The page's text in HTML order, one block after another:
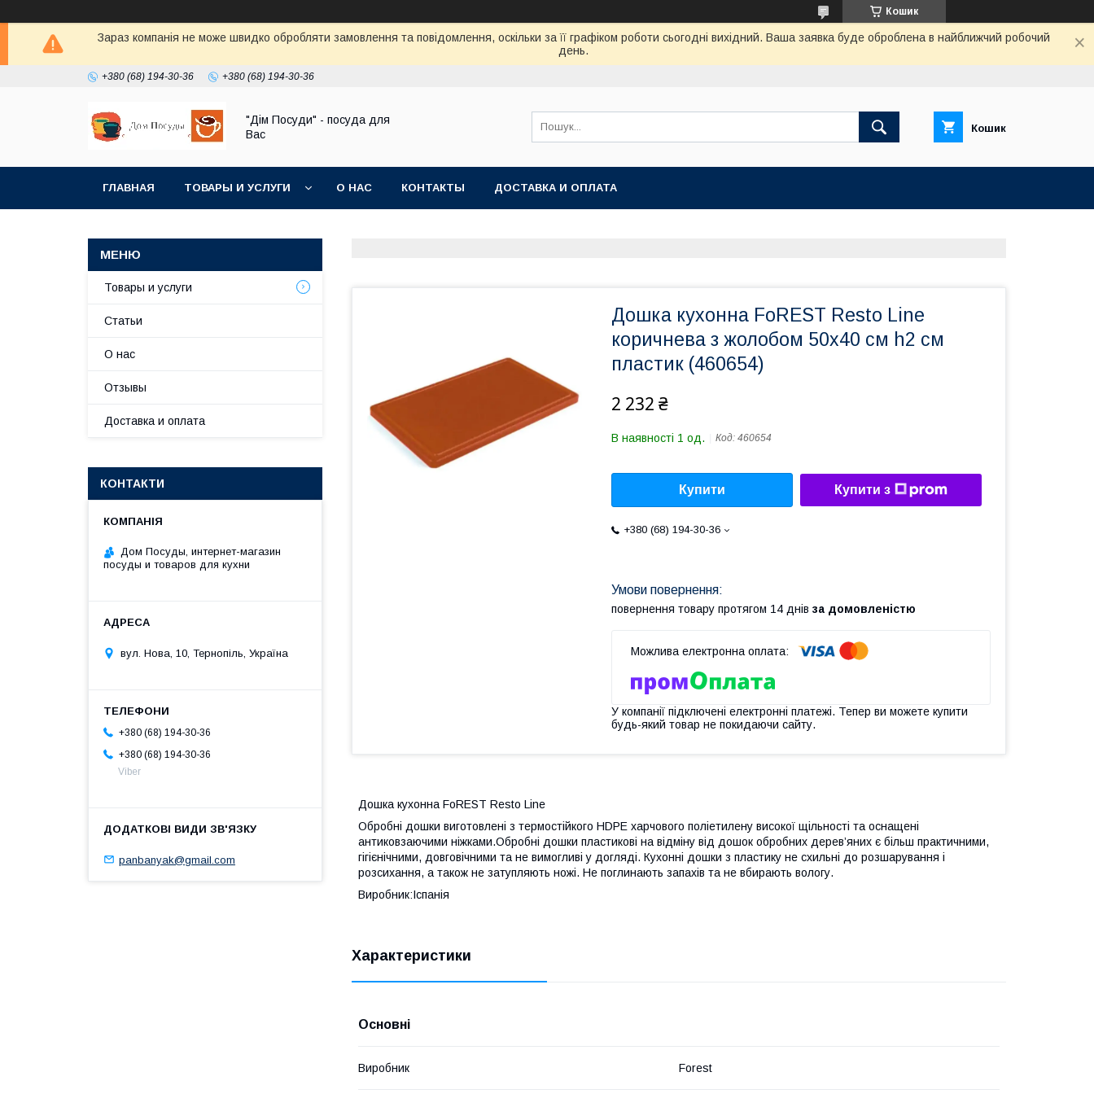
Кошик
Зараз компанія не може швидко обробляти замовлення та повідомлення, оскільки за її графіком роботи сьогодні вихідний. Ваша заявка буде оброблена в найближчий робочий
день.
+380 (68) 194-30-36 +380 (68) 194-30-36
"Дім Посуди" - посуда для
Вас
Кошик
ГЛАВНАЯ ТОВАРЫ И УСЛУГИ О НАС КОНТАКТЫ ДОСТАВКА И ОПЛАТА
Дошка кухонна FoREST Resto Line
коричнева з жолобом 50х40 см h2 см
пластик (460654)
2 232 ₴
В наявності 1 од. Код: 460654
Купити Купити з
+380 (68) 194-30-36
повернення товару протягом 14 днів за домовленістю
У компанії підключені електронні платежі. Тепер ви можете купити
будь-який товар не покидаючи сайту.
Дошка кухонна FoREST Resto Line
Обробні дошки виготовлені з термостійкого HDPE харчового поліетилену високої щільності та оснащені
антиковзаючими ніжками.Обробні дошки пластикові на відміну від дошок обробних дерев’яних є більш практичними,
гігієнічними, довговічними та не вимогливі у догляді. Кухонні дошки з пластику не схильні до розшарування і
розсихання, а також не затупляють ножі. Не поглинають запахів та не вбирають вологу.
Виробник:Іспанія
Характеристики
Основні
Виробник Forest
Товары и услуги
Статьи
О нас
Отзывы
Доставка и оплата
КОНТАКТИ
Дом Посуды, интернет-магазин
посуды и товаров для кухни
вул. Нова, 10, Тернопіль, Україна
+380 (68) 194-30-36
+380 (68) 194-30-36
Viber
panbanyak@gmail.com